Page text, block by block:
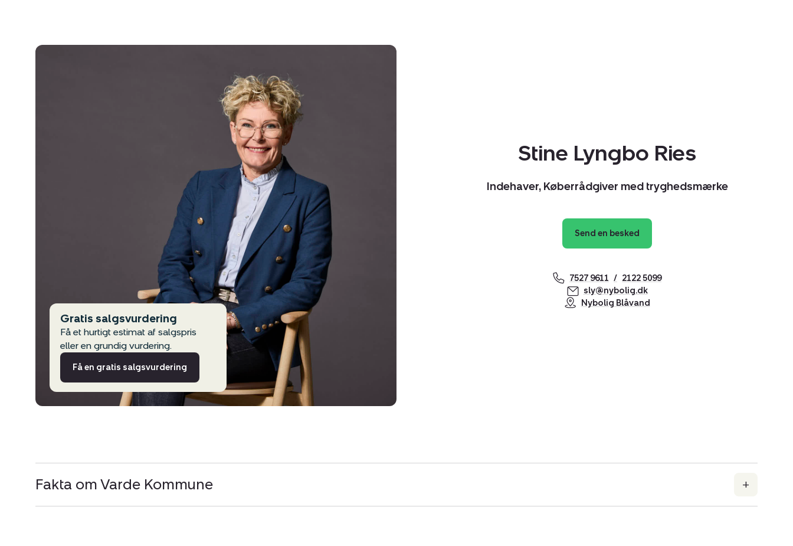
Gratis salgsvurdering
Få et hurtigt estimat af salgspris
eller en grundig vurdering.
Få en gratis salgsvurdering
Stine Lyngbo Ries
Indehaver, Køberrådgiver med tryghedsmærke
Send en besked
7527 9611
2122 5099
sly@nybolig.dk
Nybolig Blåvand
Fakta om Varde Kommune